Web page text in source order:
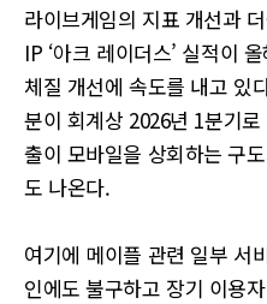
라이브게임의 지표 개선과
IP ‘아크 레이더스’ 실적이
체질 개선에 속도를 내고 있
분이 회계상 2026년 1분기
출이 모바일을 상회하는 구
도 나온다.
여기에 메이플 관련 일부 서
인에도 불구하고 장기 이용